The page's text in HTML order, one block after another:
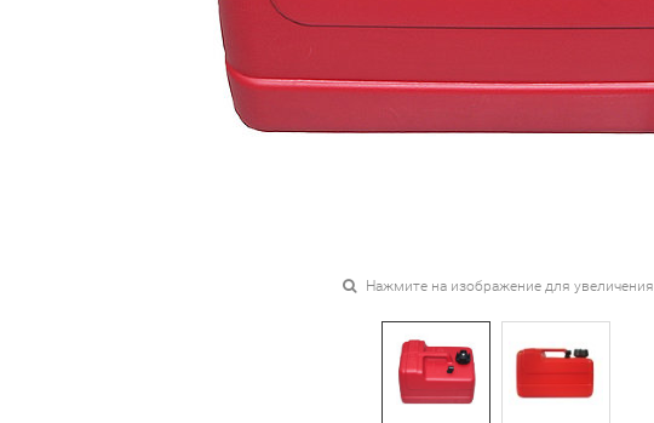
Нажмите на изображение для увеличения